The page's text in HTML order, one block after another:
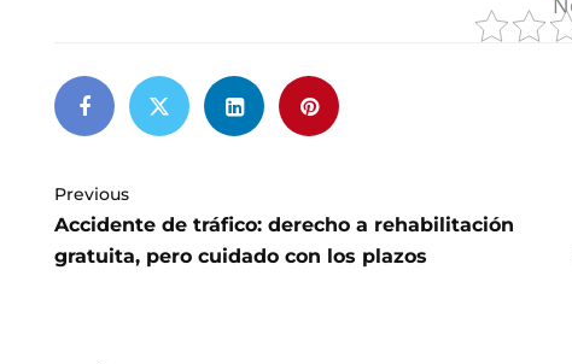
Previous
Accidente de tráfico: derecho a rehabilitación
gratuita, pero cuidado con los plazos